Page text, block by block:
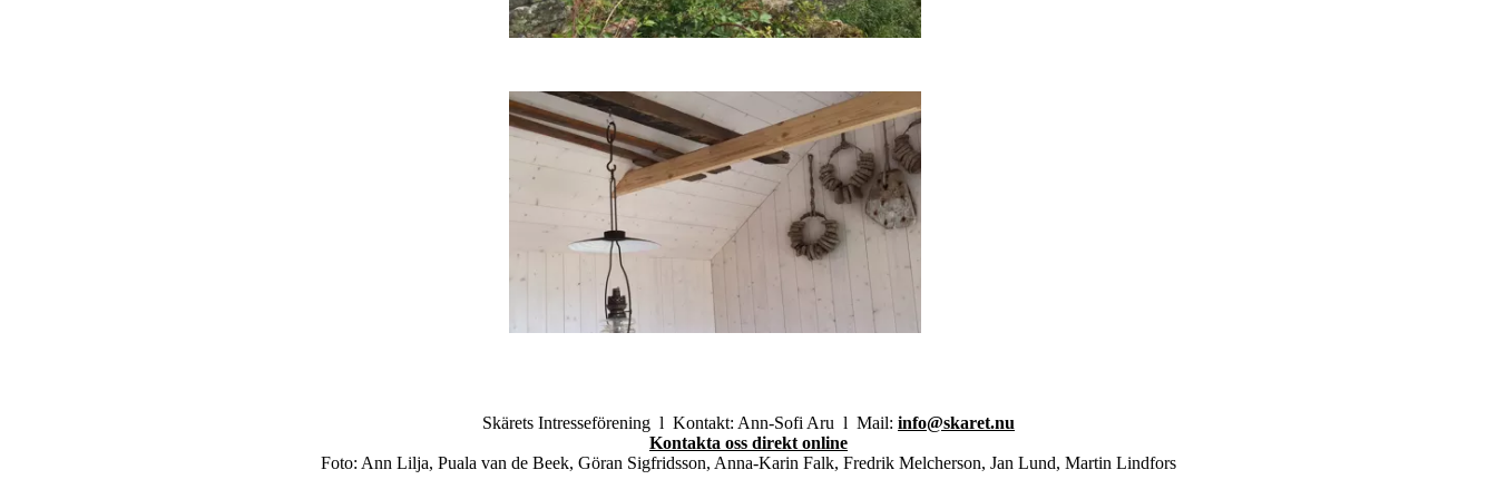
Skärets Intresseförening l Kontakt: Ann-Sofi Aru l Mail: info@skaret.nu
Kontakta oss direkt online
Foto: Ann Lilja, Puala van de Beek, Göran Sigfridsson, Anna-Karin Falk, Fredrik Melcherson, Jan Lund, Martin Lindfors